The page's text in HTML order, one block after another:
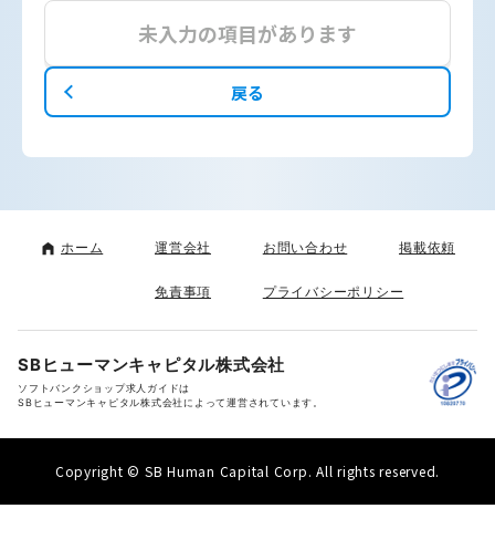
未入力の項目があります
戻る
ホーム 運営会社 お問い合わせ 掲載依頼
免責事項 プライバシーポリシー
SBヒューマンキャピタル株式会社
ソフトバンクショップ求人ガイドは
SBヒューマンキャピタル株式会社によって運営されています。
Copyright © SB Human Capital Corp. All rights reserved.